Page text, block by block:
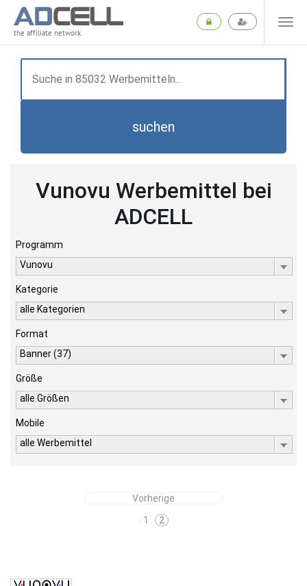
the affiliate network
suchen
Vunovu Werbemittel bei
ADCELL
Programm
Vunovu
Kategorie
alle Kategorien
Format
Banner (37)
Größe
alle Größen
Mobile
alle Werbemittel
Vorherige
1
2